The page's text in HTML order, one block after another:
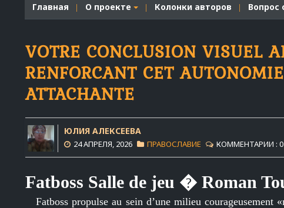
Главная О проекте Колонки авторов Вопрос
VOTRE CONCLUSION VISUEL
RENFORCANT CET
ATTACHANTE
ЮЛИЯ АЛЕКСЕЕВА
24 АПРЕЛЯ, 2026 ПРАВОСЛАВИЕ КОММЕНТАРИИ : 0
Fatboss Salle de jeu � Roman
Fatboss propulse au sein d’une milieu